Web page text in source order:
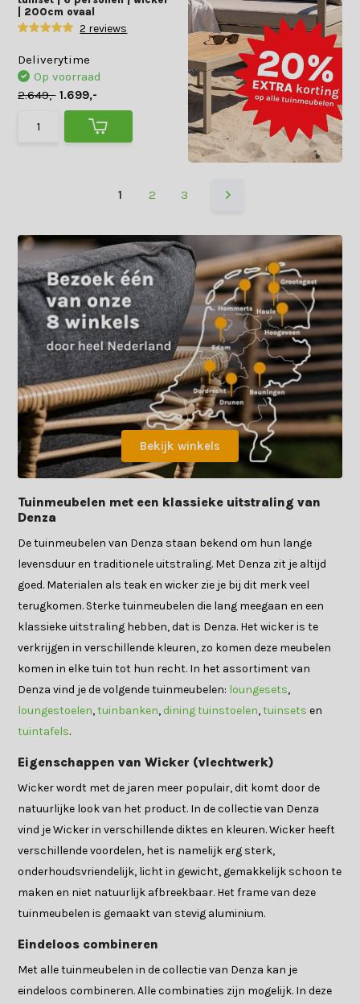
| 200cm ovaal
2 reviews
Deliverytime
Op voorraad
2.649,- 1.699,-
1 2 3
Bekijk winkels
Tuinmeubelen met een klassieke uitstraling van
Denza
De tuinmeubelen van Denza staan bekend om hun lange
levensduur en traditionele uitstraling. Met Denza zit je altijd
goed. Materialen als teak en wicker zie je bij dit merk veel
terugkomen. Sterke tuinmeubelen die lang meegaan en een
klassieke uitstraling hebben, dat is Denza. Het wicker is te
verkrijgen in verschillende kleuren, zo komen deze meubelen
komen in elke tuin tot hun recht. In het assortiment van
Denza vind je de volgende tuinmeubelen: loungesets,
loungestoelen,tuinbanken, dining tuinstoelen,tuinsets en
tuintafels.
Eigenschappen van Wicker (vlechtwerk)
Wicker wordt met de jaren meer populair, dit komt door de
natuurlijke look van het product. In de collectie van Denza
vind je Wicker in verschillende diktes en kleuren. Wicker heeft
verschillende voordelen, het is namelijk erg sterk,
onderhoudsvriendelijk, licht in gewicht, gemakkelijk schoon te
maken en niet natuurlijk afbreekbaar. Het frame van deze
tuinmeubelen is gemaakt van stevig aluminium.
Eindeloos combineren
Met alle tuinmeubelen in de collectie van Denza kan je
eindeloos combineren. Alle combinaties zijn mogelijk. In deze